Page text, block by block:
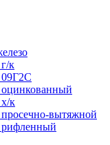
к
к
вытяжной